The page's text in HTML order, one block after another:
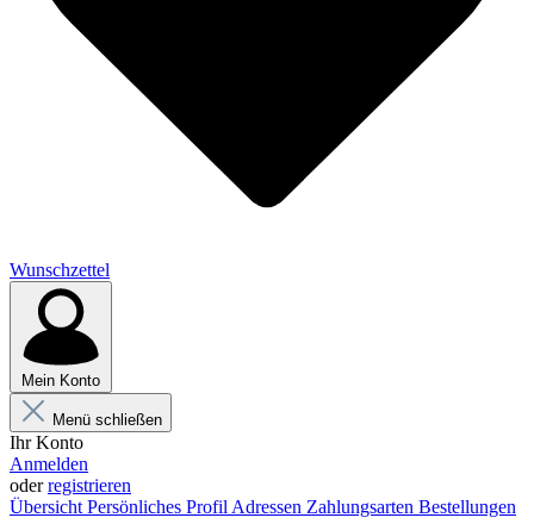
Wunschzettel
Mein Konto
Menü schließen
Ihr Konto
Anmelden
oderregistrieren
Übersicht Persönliches Profil Adressen Zahlungsarten Bestellungen